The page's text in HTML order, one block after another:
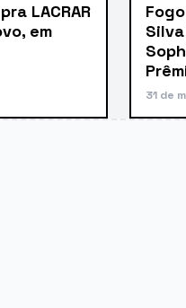
LACRAR
em
31 de